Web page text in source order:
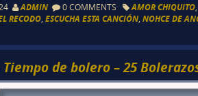
ADMIN 0 COMMENTS AMOR CHIQUITO
RECODO ,ESCUCHA ESTA CANCIÓN ,NOHCE DE
de bolero – 25